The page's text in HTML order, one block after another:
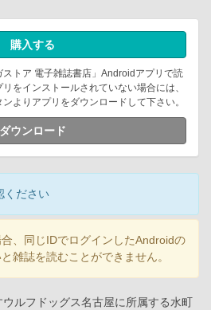
購入する
トア 電子雑誌書店」Androidアプリで読
をインストールされていない場合には、
よりアプリをダウンロードして下さい。
ダウンロード
ください
、同じIDでログインしたAndroidの
雑誌を読むことができません。
ルフドッグス名古屋に所属する水町